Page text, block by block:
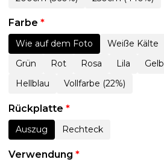
Farbe *
Wie auf dem Foto Weiße Kälte
Grün
Rot Rosa Lila Gelb
Hellblau
Vollfarbe (22%)
Rückplatte *
Auszug Rechteck
Verwendung *